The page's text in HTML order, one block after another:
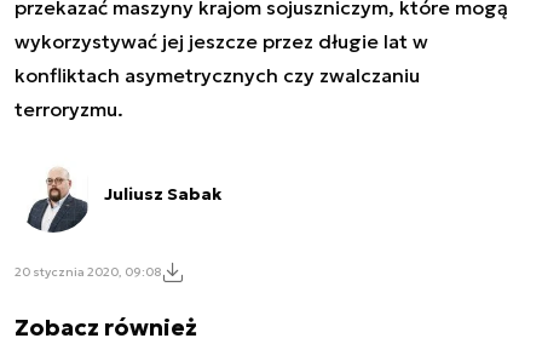
przekazać maszyny krajom sojuszniczym, które mogą
wykorzystywać jej jeszcze przez długie lat w
konfliktach asymetrycznych czy zwalczaniu
terroryzmu.
Juliusz Sabak
20 stycznia 2020, 09:08
Zobacz również